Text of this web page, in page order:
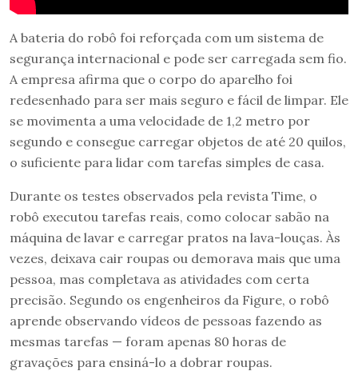
A bateria do robô foi reforçada com um sistema de
segurança internacional e pode ser carregada sem fio.
A empresa afirma que o corpo do aparelho foi
redesenhado para ser mais seguro e fácil de limpar. Ele
se movimenta a uma velocidade de 1,2 metro por
segundo e consegue carregar objetos de até 20 quilos,
o suficiente para lidar com tarefas simples de casa.
Durante os testes observados pela revista Time, o
robô executou tarefas reais, como colocar sabão na
máquina de lavar e carregar pratos na lava-louças. Às
vezes, deixava cair roupas ou demorava mais que uma
pessoa, mas completava as atividades com certa
precisão. Segundo os engenheiros da Figure, o robô
aprende observando vídeos de pessoas fazendo as
mesmas tarefas — foram apenas 80 horas de
gravações para ensiná-lo a dobrar roupas.